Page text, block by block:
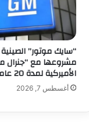
“سايك موتور”
مشروعها مع “جنرال
الأميركية لمدة 20 عاماً
أغسطس 7, 2026